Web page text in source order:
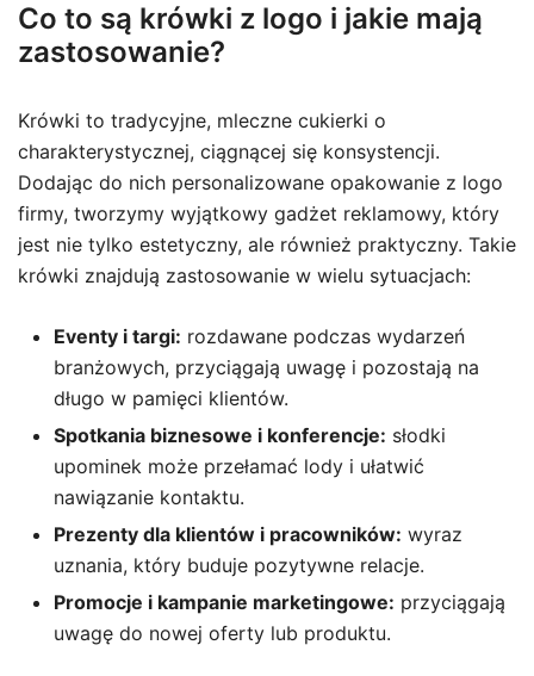
Co to są krówki z logo i jakie mają
zastosowanie?
Krówki to tradycyjne, mleczne cukierki o
charakterystycznej, ciągnącej się konsystencji.
Dodając do nich personalizowane opakowanie z logo
firmy, tworzymy wyjątkowy gadżet reklamowy, który
jest nie tylko estetyczny, ale również praktyczny. Takie
krówki znajdują zastosowanie w wielu sytuacjach:
Eventy i targi: rozdawane podczas wydarzeń
branżowych, przyciągają uwagę i pozostają na
długo w pamięci klientów.
Spotkania biznesowe i konferencje: słodki
upominek może przełamać lody i ułatwić
nawiązanie kontaktu.
Prezenty dla klientów i pracowników: wyraz
uznania, który buduje pozytywne relacje.
Promocje i kampanie marketingowe: przyciągają
uwagę do nowej oferty lub produktu.